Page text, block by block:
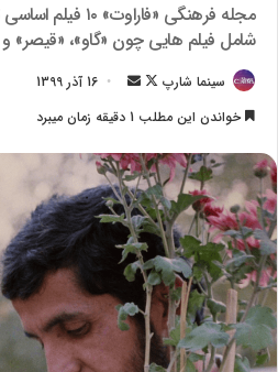
مجله فرهنگی
شامل فیلم هایی چون «گاو»، «قیصر»
سینما شارپ
F
l
o
w
o
n
ا
ل
ا
ی
م
ل
16 آذر 1399
خواندن این مطلب 1 دقیقه زمان میبرد